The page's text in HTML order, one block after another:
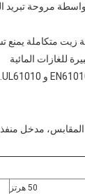
مروحة تبريد
متكاملة يمنع
للغازات المائية
مدخل
50 هرتز